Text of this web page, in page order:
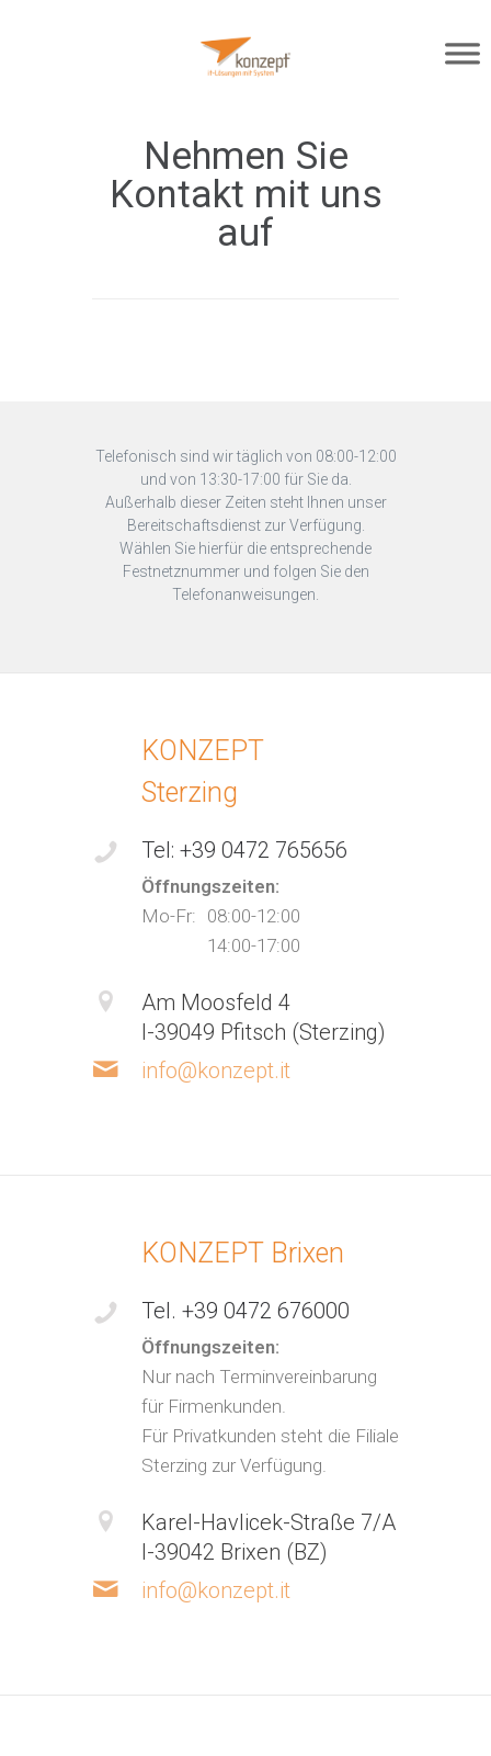
Nehmen Sie
Kontakt mit uns
auf
Telefonisch sind wir täglich von 08:00-12:00
und von 13:30-17:00 für Sie da.
Außerhalb dieser Zeiten steht Ihnen unser
Bereitschaftsdienst zur Verfügung.
Wählen Sie hierfür die entsprechende
Festnetznummer und folgen Sie den
Telefonanweisungen.
KONZEPT
Sterzing
Tel: +39 0472 765656
Öffnungszeiten:
Mo-Fr: 08:00-12:00
14:00-17:00
Am Moosfeld 4
I-39049 Pfitsch (Sterzing)
info@konzept.it
KONZEPT Brixen
Tel. +39 0472 676000
Öffnungszeiten:
Nur nach Terminvereinbarung
für Firmenkunden.
Für Privatkunden steht die Filiale
Sterzing zur Verfügung.
Karel-Havlicek-Straße 7/A
I-39042 Brixen (BZ)
info@konzept.it